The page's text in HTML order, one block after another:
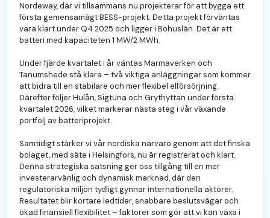
Nordeway, där vi tillsammans nu projekterar för att bygga ett
första gemensamägt BESS-projekt. Detta projekt förväntas
vara klart under Q4 2025 och ligger i Bohuslän. Det är ett
batteri med kapaciteten 1 MW/2 MWh.
Under fjärde kvartalet i år väntas Marmaverken och
Tanumshede stå klara – två viktiga anläggningar som kommer
att bidra till en stabilare och mer flexibel elförsörjning.
Därefter följer Hulån, Sigtuna och Grythyttan under första
kvartalet 2026, vilket markerar nästa steg i vår växande
portfölj av batteriprojekt.
Samtidigt stärker vi vår nordiska närvaro genom att det finska
bolaget, med säte i Helsingfors, nu är registrerat och klart.
Denna strategiska satsning ger oss tillgång till en mer
investerarvänlig och dynamisk marknad, där den
regulatoriska miljön tydligt gynnar internationella aktörer.
Resultatet blir kortare ledtider, snabbare beslutsvägar och
ökad finansiell flexibilitet – faktorer som gör att vi kan växa i